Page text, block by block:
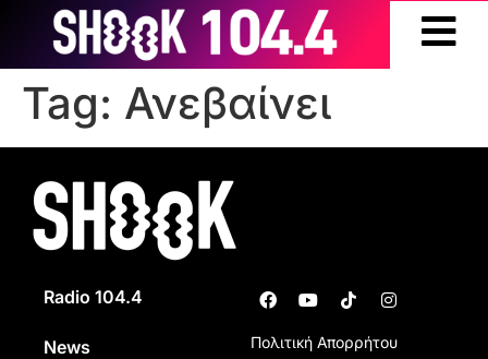
Tag: Ανεβαίνει
Radio 104.4
News Πολιτική Απορρήτου